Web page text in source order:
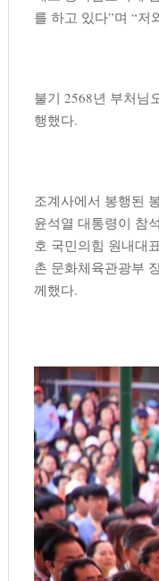
를 하고 있다”며 “저
불기 2568년 부처님
행했다.
조계사에서 봉행된
윤석열 대통령이 참
호 국민의힘 원내대
촌 문화체육관광부
께했다.